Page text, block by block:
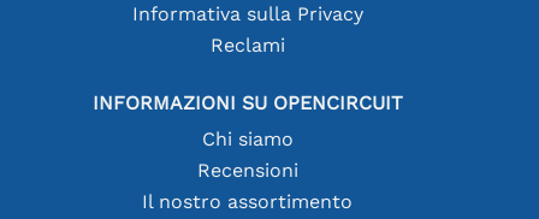
Informativa sulla Privacy
Reclami
INFORMAZIONI SU OPENCIRCUIT
Chi siamo
Recensioni
Il nostro assortimento